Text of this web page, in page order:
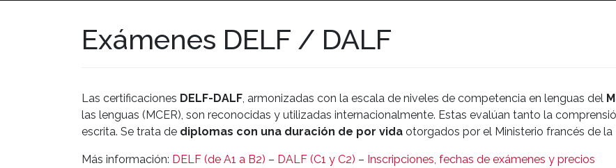
Exámenes DELF / DALF
Las certificaciones DELF-DALF , armonizadas con la escala de niveles de competencia en lenguas del
las lenguas (MCER), son reconocidas y utilizadas internacionalmente. Estas evalúan tanto la
escrita. Se trata de diplomas con una duración de por vida otorgados por el Ministerio francés de la
Más información: DELF (de A1 a B2) – DALF (C1 y C2) – Inscripciones, fechas de exámenes y precios